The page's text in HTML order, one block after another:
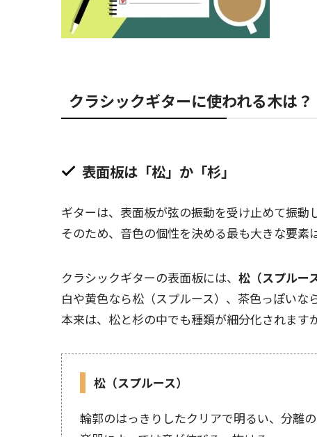
クラシックギターに使われる木は？
表面板は「松」か「杉」
ギターは、表面板が弦の振動を受け止めて振動
そのため、 音色の個性を決める最も大きな要素
クラシックギターの表面板には、 松（スプルー
白や黄色なら松（スプルース）、茶色っぽいな
本来は、松と杉の中でも種類が細分化されます
松（スプルース）
輪郭のはっきりしたクリアで明るい、分離